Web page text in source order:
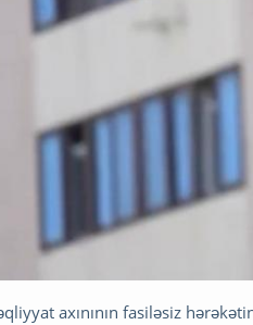
axınının fasiləsiz